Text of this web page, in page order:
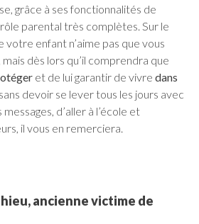
grâce à ses fonctionnalités de
parental très complètes. Sur le
votre enfant n’aime pas que vous
dès lors qu’il comprendra que
et de lui garantir de vivre dans
devoir se lever tous les jours avec
d’aller à l’école et
il vous en remerciera.
ancienne victime de